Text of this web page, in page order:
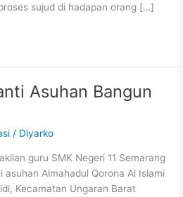
sujud di hadapan orang […]
Asuhan Bangun
/ Diyarko
guru SMK Negeri 11 Semarang
asuhan Almahadul Qorona Al Islami
Kecamatan Ungaran Barat